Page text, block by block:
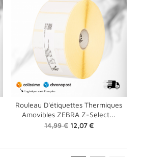
Rouleau D'étiquettes Thermiques
Amovibles ZEBRA Z-Select...
Prix
14,99 € Prix
12,07 €
shopping_cart 